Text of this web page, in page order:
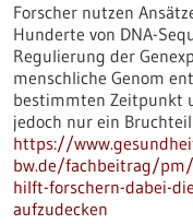
Forscher nutzen
Hunderte von DNA-
Regulierung der
menschliche Genom
bestimmten Zeitpunkt
jedoch nur ein
https://
bw.de/fachbeitrag/pm/
hilft-forschern-dabei-
aufzudecken